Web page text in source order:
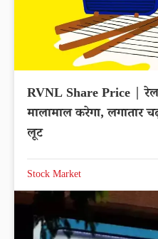
RVNL Share Price |
मालामाल करेगा, लगातार
लूट
Stock Market